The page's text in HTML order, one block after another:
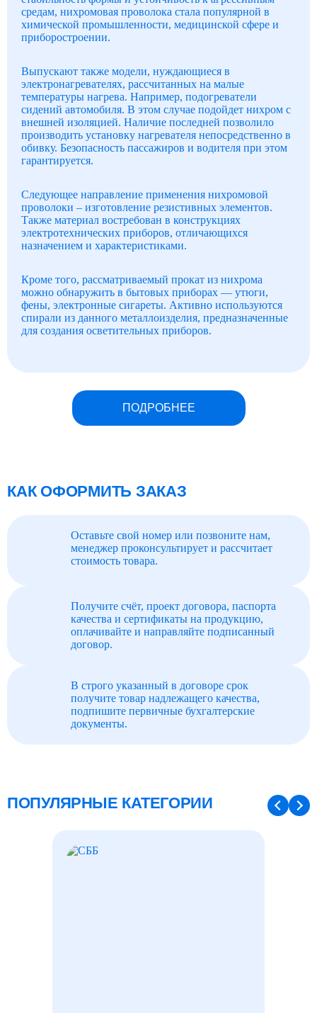
средам, нихромовая проволока стала популярной в
химической промышленности, медицинской сфере и
приборостроении.
Выпускают также модели, нуждающиеся в
электронагревателях, рассчитанных на малые
температуры нагрева. Например, подогреватели
сидений автомобиля. В этом случае подойдет нихром с
внешней изоляцией. Наличие последней позволило
производить установку нагревателя непосредственно в
обивку. Безопасность пассажиров и водителя при этом
гарантируется.
Следующее направление применения нихромовой
проволоки – изготовление резистивных элементов.
Также материал востребован в конструкциях
электротехнических приборов, отличающихся
назначением и характеристиками.
Кроме того, рассматриваемый прокат из нихрома
можно обнаружить в бытовых приборах — утюги,
фены, электронные сигареты. Активно используются
спирали из данного металлоизделия, предназначенные
для создания осветительных приборов.
ПОДРОБНЕЕ
КАК ОФОРМИТЬ ЗАКАЗ
Оставьте свой номер или позвоните нам,
менеджер проконсультирует и рассчитает
стоимость товара.
Получите счёт, проект договора, паспорта
качества и сертификаты на продукцию,
оплачивайте и направляйте подписанный
договор.
В строго указанный в договоре срок
получите товар надлежащего качества,
подпишите первичные бухгалтерские
документы.
ПОПУЛЯРНЫЕ КАТЕГОРИИ